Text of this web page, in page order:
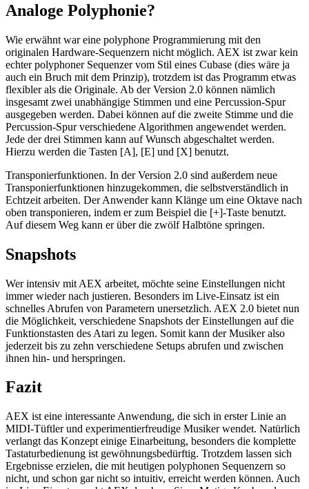
Analoge Polyphonie?
Wie erwähnt war eine polyphone Programmierung mit den
originalen Hardware-Sequenzern nicht möglich. AEX ist zwar kein
echter polyphoner Sequenzer vom Stil eines Cubase (dies wäre ja
auch ein Bruch mit dem Prinzip), trotzdem ist das Programm etwas
flexibler als die Originale. Ab der Version 2.0 können nämlich
insgesamt zwei unabhängige Stimmen und eine Percussion-Spur
ausgegeben werden. Dabei können auf die zweite Stimme und die
Percussion-Spur verschiedene Algorithmen angewendet werden.
Jede der drei Stimmen kann auf Wunsch abgeschaltet werden.
Hierzu werden die Tasten [A], [E] und [X] benutzt.
Transponierfunktionen. In der Version 2.0 sind außerdem neue
Transponierfunktionen hinzugekommen, die selbstverständlich in
Echtzeit arbeiten. Der Anwender kann Klänge um eine Oktave nach
oben transponieren, indem er zum Beispiel die [+]-Taste benutzt.
Auf diesem Weg kann er über die zwölf Halbtöne springen.
Snapshots
Wer intensiv mit AEX arbeitet, möchte seine Einstellungen nicht
immer wieder nach justieren. Besonders im Live-Einsatz ist ein
schnelles Abrufen von Parametern unersetzlich. AEX 2.0 bietet nun
die Möglichkeit, verschiedene Snapshots der Einstellungen auf die
Funktionstasten des Atari zu legen. Somit kann der Musiker also
jederzeit bis zu zehn verschiedene Setups abrufen und zwischen
ihnen hin- und herspringen.
Fazit
AEX ist eine interessante Anwendung, die sich in erster Linie an
MIDI-Tüftler und experimentierfreudige Musiker wendet. Natürlich
verlangt das Konzept einige Einarbeitung, besonders die komplette
Tastaturbedienung ist gewöhnungsbedürftig. Trotzdem lassen sich
Ergebnisse erzielen, die mit heutigen polyphonen Sequenzern so
nicht, und schon gar nicht so intuitiv, erreicht werden können. Auch